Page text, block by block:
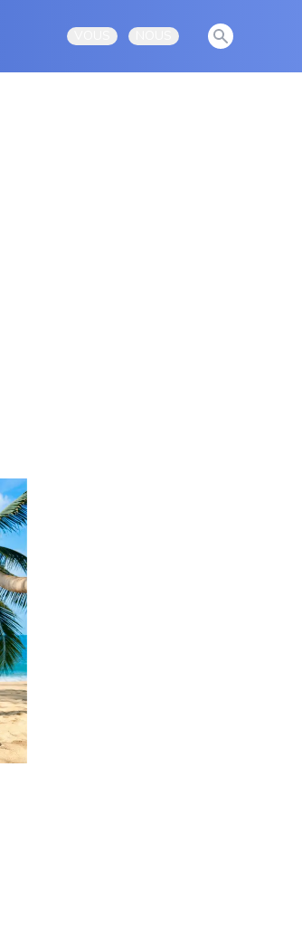
Open user menuOpen user menu
View